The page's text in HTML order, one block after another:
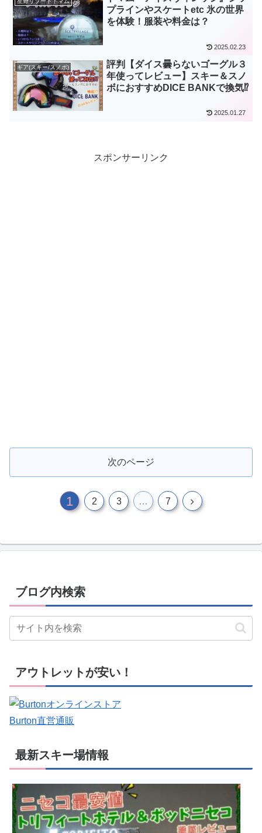
プラインやスケートetc 氷の世界
を体験！服装や料金は？
2025.02.23
ギア(スキー/スノボ)
評判【ダイス曇らないゴーグル３
年使ってレビュー】スキー＆スノ
ボにおすすめDICE BANKで換気⁉
2025.01.27
スポンサーリンク
次のページ
1 2 3 … 7
次
ブログ内検索
アウトレットが安い！
Burton直営通販
最新スキー場情報